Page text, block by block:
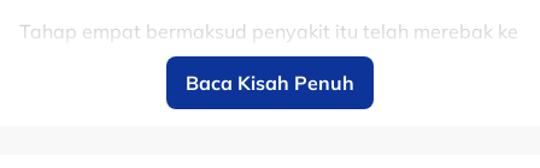
Tahap empat bermaksud penyakit itu telah merebak ke
bahagian badan yang lain dan semakin berbahaya.
"Saya mengalami kemalangan kereta dan terpaksa
Baca Kisah Penuh